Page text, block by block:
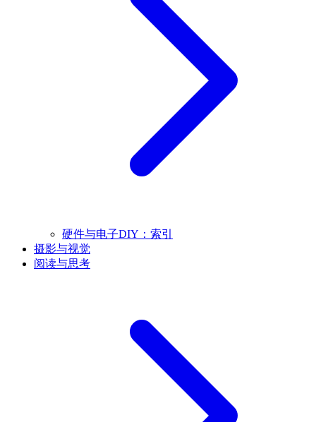
硬件与电子DIY：索引
摄影与视觉
阅读与思考